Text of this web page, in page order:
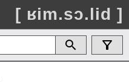
[ ʁim.sɔ.lid ]